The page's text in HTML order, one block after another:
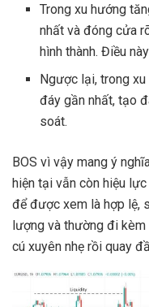
Trong xu hướng
nhất và đóng cửa
hình thành. Điều
Ngược lại, trong
đáy gần nhất, tạo
soát.
BOS vì vậy mang ý
hiện tại vẫn còn hiệu
để được xem là hợp lệ,
lượng và thường đi
cú xuyên nhẹ rồi quay